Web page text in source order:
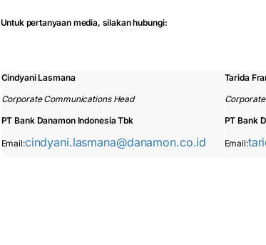
Untuk pertanyaan media, silakan hubungi:
Cindyani Lasmana
Corporate Communications Head
PT Bank Danamon Indonesia Tbk
Email:cindyani.lasmana@danamon.co.id
Tarida
PT Bank
Email: